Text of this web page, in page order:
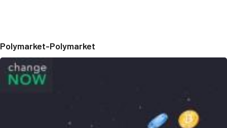
Polymarket-Polymarket